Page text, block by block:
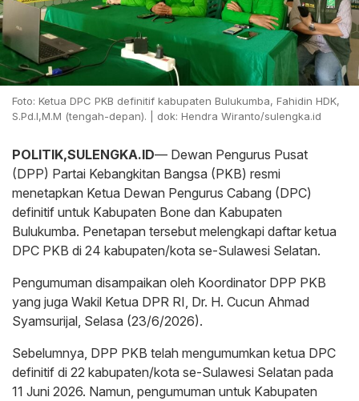
Foto: Ketua DPC PKB definitif kabupaten Bulukumba, Fahidin HDK,
S.Pd.I,M.M (tengah-depan). | dok: Hendra Wiranto/sulengka.id
POLITIK,SULENGKA.ID— Dewan Pengurus Pusat
(DPP) Partai Kebangkitan Bangsa (PKB) resmi
menetapkan Ketua Dewan Pengurus Cabang (DPC)
definitif untuk Kabupaten Bone dan Kabupaten
Bulukumba. Penetapan tersebut melengkapi daftar ketua
DPC PKB di 24 kabupaten/kota se-Sulawesi Selatan.
Pengumuman disampaikan oleh Koordinator DPP PKB
yang juga Wakil Ketua DPR RI, Dr. H. Cucun Ahmad
Syamsurijal, Selasa (23/6/2026).
Sebelumnya, DPP PKB telah mengumumkan ketua DPC
definitif di 22 kabupaten/kota se-Sulawesi Selatan pada
11 Juni 2026. Namun, pengumuman untuk Kabupaten